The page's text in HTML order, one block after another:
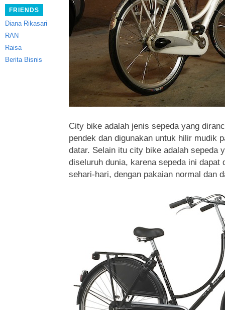
FRIENDS
Diana Rikasari
RAN
Raisa
Berita Bisnis
City bike adalah jenis sepeda yang
pendek dan digunakan untuk hilir mudik
datar. Selain itu city bike adalah sepeda
diseluruh dunia, karena sepeda ini dapat
sehari-hari, dengan pakaian normal dan